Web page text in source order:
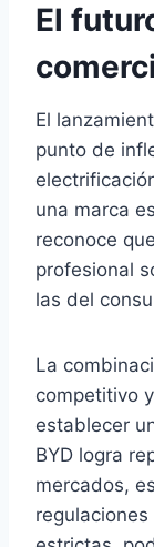
El
El
punto de
una marca
reconoce
profesional
las del
La
competitivo
establecer
BYD logra
mercados,